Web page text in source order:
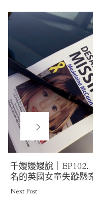
navigation
Next
Post
千嫚嫚嫚說｜
名的英國女童失蹤懸
Next Post